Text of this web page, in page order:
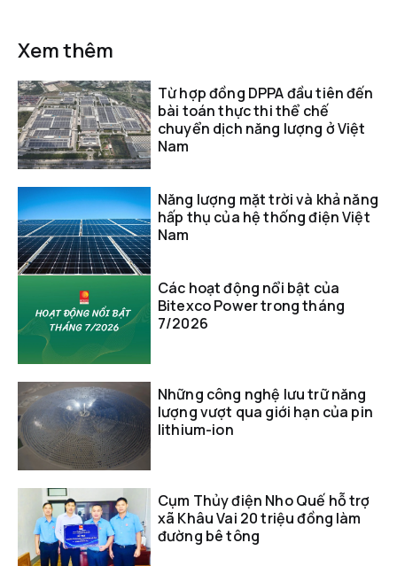
Xem thêm
Từ hợp đồng DPPA đầu tiên đến
bài toán thực thi thể chế
chuyển dịch năng lượng ở Việt
Nam
Năng lượng mặt trời và khả năng
hấp thụ của hệ thống điện Việt
Nam
Các hoạt động nổi bật của
Bitexco Power trong tháng
7/2026
Những công nghệ lưu trữ năng
lượng vượt qua giới hạn của pin
lithium-ion
Cụm Thủy điện Nho Quế hỗ trợ
xã Khâu Vai 20 triệu đồng làm
đường bê tông